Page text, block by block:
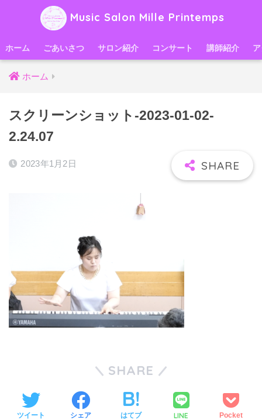
Music Salon Mille Printemps
ホーム ごあいさつ サロン紹介 コンサート 講師紹介
ホーム
スクリーンショット-2023-01-02-
2.24.07
2023年1月2日
SHARE
ツイート シェア はてブ LINE Pocket